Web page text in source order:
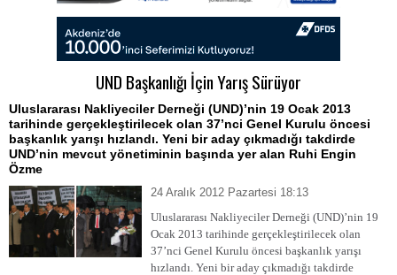
UND Başkanlığı İçin Yarış Sürüyor
Uluslararası Nakliyeciler Derneği (UND)’nin 19 Ocak 2013
tarihinde gerçekleştirilecek olan 37’nci Genel Kurulu öncesi
başkanlık yarışı hızlandı. Yeni bir aday çıkmadığı takdirde
UND’nin mevcut yönetiminin başında yer alan Ruhi Engin
Özme
24 Aralık 2012 Pazartesi 18:13
Uluslararası Nakliyeciler Derneği (UND)’nin 19
Ocak 2013 tarihinde gerçekleştirilecek olan
37’nci Genel Kurulu öncesi başkanlık yarışı
hızlandı. Yeni bir aday çıkmadığı takdirde